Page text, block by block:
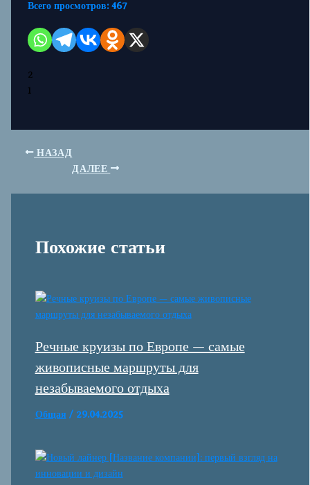
Всего просмотров: 467
2
1
НАЗАД
ДАЛЕЕ
Похожие статьи
Речные круизы по Европе — самые
живописные маршруты для
незабываемого отдыха
Общая / 29.04.2025